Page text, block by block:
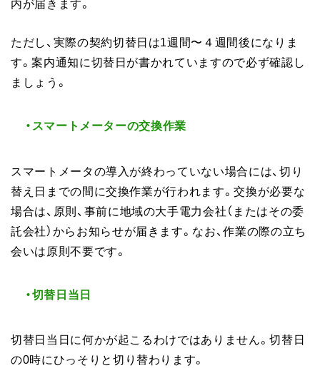
ただし、実際の契約切替日は1週間〜４週間後になりま
す。案内通知に切替日が書かれていますので必ず確認し
ましょう。
・スマートメーターの交換作業
スマートメータの導入が終わっていない場合には、切り
替え日までの間に交換作業が行われます。交換が必要な
場合は、原則、事前に地域の大手電力会社（またはその委
託会社）からお知らせが届きます。なお、作業の際の立ち
会いは原則不要です。
・切替日当日
切替日当日に何かが起こるわけではありません。切替日
の0時にひっそりと切り替わります。